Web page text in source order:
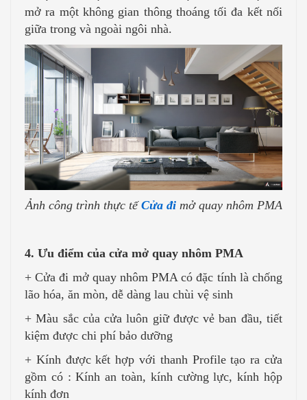
mở ra một không gian thông thoáng tối đa kết nối
giữa trong và ngoài ngôi nhà.
Ảnh công trình thực tếCửa đi mở quay nhôm PMA
4. Ưu điểm của cửa mở quay nhôm PMA
+ Cửa đi mở quay nhôm PMA có đặc tính là chống
lão hóa, ăn mòn, dễ dàng lau chùi vệ sinh
+ Màu sắc của cửa luôn giữ được vẻ ban đầu, tiết
kiệm được chi phí bảo dưỡng
+ Kính được kết hợp với thanh Profile tạo ra cửa
gồm có : Kính an toàn, kính cường lực, kính hộp
kính đơn